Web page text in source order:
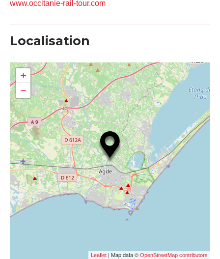
www.occitanie-rail-tour.com
Localisation
+
−
Leaflet | Map data © OpenStreetMap contributors